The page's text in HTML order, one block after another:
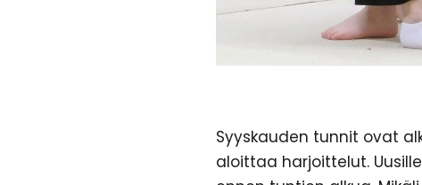
Syyskauden tunnit ovat
aloittaa harjoittelut.